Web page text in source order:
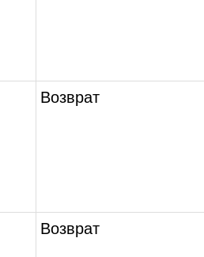
Возврат
Возврат